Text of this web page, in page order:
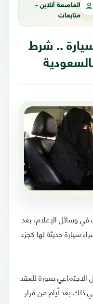
العاصمة أنلاين -
متابعات
.. شرط
وسائل الإعلام، بعد
سيارة حديثة لها كجزء
صورة للعقد
ذلك بعد أيام من قرار